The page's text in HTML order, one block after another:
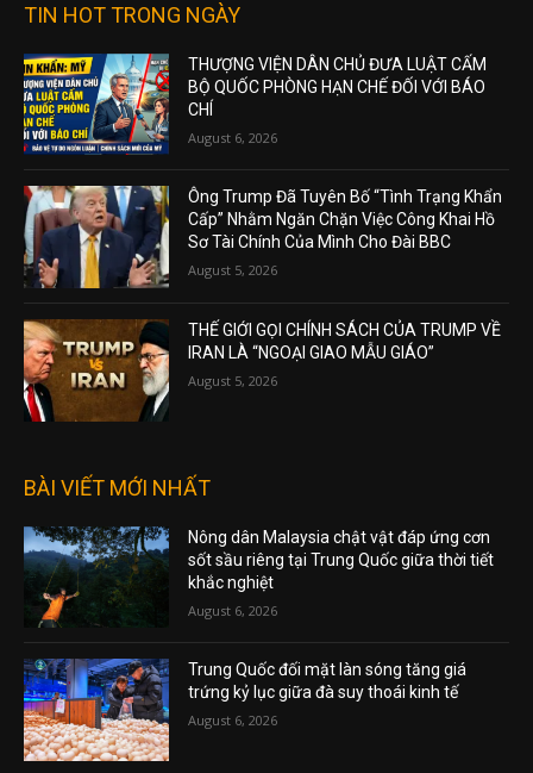
TIN HOT TRONG NGÀY
THƯỢNG VIỆN DÂN CHỦ ĐƯA LUẬT CẤM
BỘ QUỐC PHÒNG HẠN CHẾ ĐỐI VỚI BÁO
CHÍ
August 6, 2026
Ông Trump Đã Tuyên Bố “Tình Trạng Khẩn
Cấp” Nhằm Ngăn Chặn Việc Công Khai Hồ
Sơ Tài Chính Của Mình Cho Đài BBC
August 5, 2026
THẾ GIỚI GỌI CHÍNH SÁCH CỦA TRUMP VỀ
IRAN LÀ “NGOẠI GIAO MẪU GIÁO”
August 5, 2026
BÀI VIẾT MỚI NHẤT
Nông dân Malaysia chật vật đáp ứng cơn
sốt sầu riêng tại Trung Quốc giữa thời tiết
khắc nghiệt
August 6, 2026
Trung Quốc đối mặt làn sóng tăng giá
trứng kỷ lục giữa đà suy thoái kinh tế
August 6, 2026